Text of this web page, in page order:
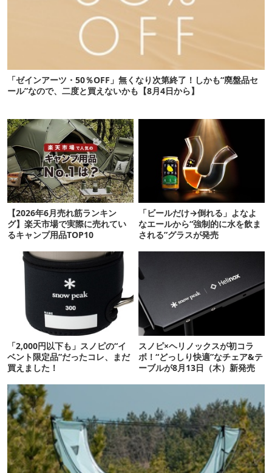
「ゼインアーツ・50％OFF」無くなり次第終了！しかも“廃盤品セ
ール”なので、二度と買えないかも【8月4日から】
【2026年6月売れ筋ランキン
グ】楽天市場で実際に売れてい
るキャンプ用品TOP10
「ビールだけ→倒れる」よなよ
なエールから“強制的に水を飲ま
される”グラスが発売
「2,000円以下も」スノピの“イ
ベント限定品”だったコレ、まだ
買えました！
スノピ×ヘリノックスが初コラ
ボ！“どっしり快適”なチェア&テ
ーブルが8月13日（木）新発売